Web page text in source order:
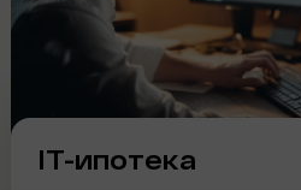
IT-ипотека